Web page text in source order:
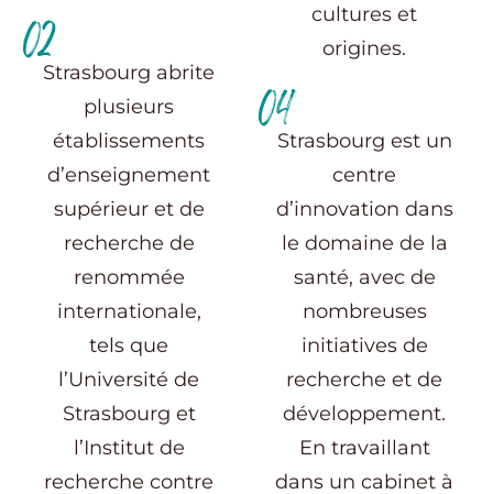
02Strasbourg abrite
plusieurs
établissements
d’enseignement
supérieur et de
recherche de
renommée
internationale,
tels que
l’Université de
Strasbourg et
l’Institut de
recherche contre
cultures et
origines.
04Strasbourg est un
centre
d’innovation dans
le domaine de la
santé, avec de
nombreuses
initiatives de
recherche et de
développement.
En travaillant
dans un cabinet à